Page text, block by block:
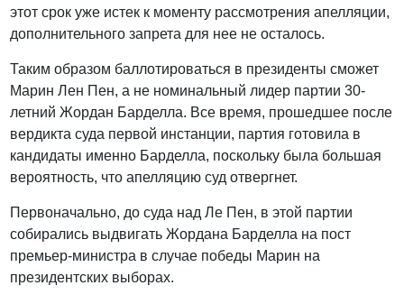
этот срок уже истек к моменту рассмотрения апелляции,
дополнительного запрета для нее не осталось.
Таким образом баллотироваться в президенты сможет
Марин Лен Пен, а не номинальный лидер партии 30-
летний Жордан Барделла. Все время, прошедшее после
вердикта суда первой инстанции, партия готовила в
кандидаты именно Барделла, поскольку была большая
вероятность, что апелляцию суд отвергнет.
Первоначально, до суда над Ле Пен, в этой партии
собирались выдвигать Жордана Барделла на пост
премьер-министра в случае победы Марин на
президентских выборах.